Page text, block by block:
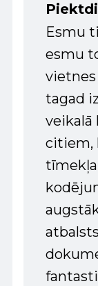
Esmu
esmu
tagad
veikalā
citiem,
tīmekļa